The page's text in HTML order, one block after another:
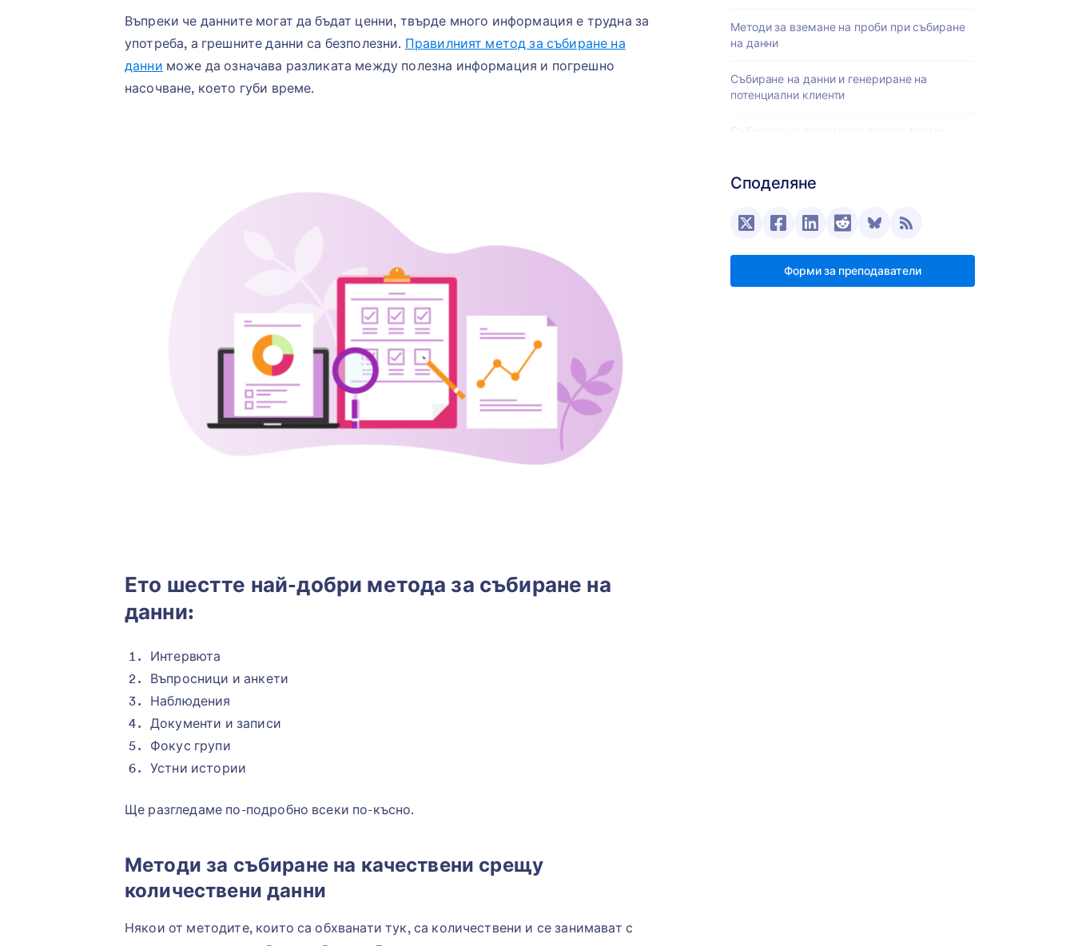
Методи за вземане на проби при събиране
на данни
Събиране на данни и генериране на
потенциални клиенти
данни
Споделяне
Форми за преподаватели
Въпреки че данните могат да бъдат ценни, твърде много информация е трудна за
употреба, а грешните данни са безполезни. Правилният метод за събиране на
данни може да означава разликата между полезна информация и погрешно
насочване, което губи време.
Ето шестте най-добри метода за събиране на
данни:
Интервюта
Въпросници и анкети
Наблюдения
Документи и записи
Фокус групи
Устни истории
Ще разгледаме по-подробно всеки по-късно.
Методи за събиране на качествени срещу
количествени данни
Някои от методите, които са обхванати тук, са количествени и се занимават с